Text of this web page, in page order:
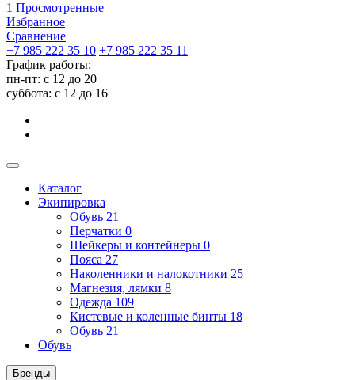
1 Просмотренные
Избранное
Сравнение
+7 985 222 35 10 +7 985 222 35 11
График работы:
пн-пт: с 12 до 20
суббота: c 12 до 16
Каталог
Экипировка
Обувь 21
Перчатки 0
Шейкеры и контейнеры 0
Пояса 27
Наколенники и налокотники 25
Магнезия, лямки 8
Одежда 109
Кистевые и коленные бинты 18
Обувь 21
Обувь
Бренды